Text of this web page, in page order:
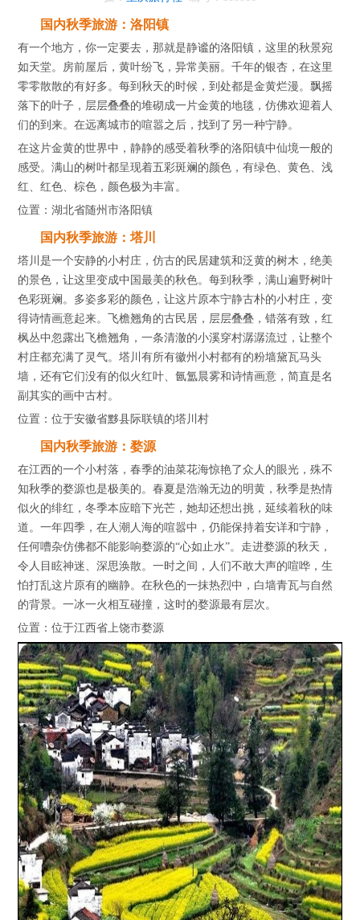
国内秋季旅游：洛阳镇
有一个地方，你一定要去，那就是静谧的洛阳镇，这里的秋景宛
如天堂。房前屋后，黄叶纷飞，异常美丽。千年的银杏，在这里
零零散散的有好多。每到秋天的时候，到处都是金黄烂漫。飘摇
落下的叶子，层层叠叠的堆砌成一片金黄的地毯，仿佛欢迎着人
们的到来。在远离城市的喧嚣之后，找到了另一种宁静。
在这片金黄的世界中，静静的感受着秋季的洛阳镇中仙境一般的
感受。满山的树叶都呈现着五彩斑斓的颜色，有绿色、黄色、浅
红、红色、棕色，颜色极为丰富。
位置：湖北省随州市洛阳镇
国内秋季旅游：塔川
塔川是一个安静的小村庄，仿古的民居建筑和泛黄的树木，绝美
的景色，让这里变成中国最美的秋色。每到秋季，满山遍野树叶
色彩斑斓。多姿多彩的颜色，让这片原本宁静古朴的小村庄，变
得诗情画意起来。飞檐翘角的古民居，层层叠叠，错落有致，红
枫丛中忽露出飞檐翘角，一条清澈的小溪穿村潺潺流过，让整个
村庄都充满了灵气。塔川有所有徽州小村都有的粉墙黛瓦马头
墙，还有它们没有的似火红叶、氤氲晨雾和诗情画意，简直是名
副其实的画中古村。
位置：位于安徽省黟县际联镇的塔川村
国内秋季旅游：婺源
在江西的一个小村落，春季的油菜花海惊艳了众人的眼光，殊不
知秋季的婺源也是极美的。春夏是浩瀚无边的明黄，秋季是热情
似火的绯红，冬季本应暗下光芒，她却还想出挑，延续着秋的味
道。一年四季，在人潮人海的喧嚣中，仍能保持着安详和宁静，
任何嘈杂仿佛都不能影响婺源的“心如止水”。走进婺源的秋天，
令人目眩神迷、深思涣散。一时之间，人们不敢大声的喧哗，生
怕打乱这片原有的幽静。在秋色的一抹热烈中，白墙青瓦与自然
的背景。一冰一火相互碰撞，这时的婺源最有层次。
位置：位于江西省上饶市婺源